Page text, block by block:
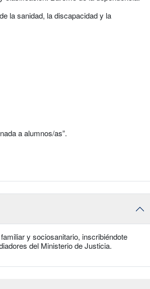
la sanidad, la discapacidad y la
a alumnos/as”.
y sociosanitario, inscribiéndote
del Ministerio de Justicia.